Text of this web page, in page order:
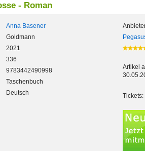
- Roman
Anna Basener
Goldmann
2021
336
9783442490998
Taschenbuch
Deutsch
Artikel
Tickets: